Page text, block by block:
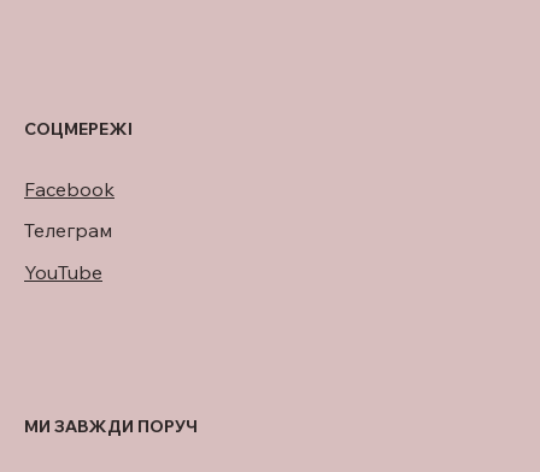
СОЦМЕРЕЖІ
Facebook
Телеграм
YouTube
МИ ЗАВЖДИ ПОРУЧ